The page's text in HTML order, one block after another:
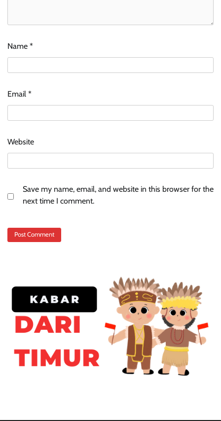
Name *
Email *
Website
Save my name, email, and website in this browser for the
next time I comment.